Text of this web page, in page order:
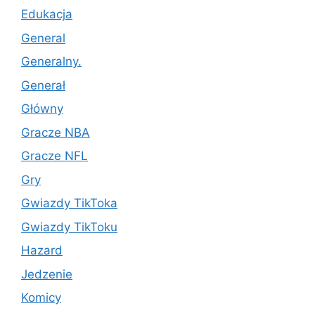
Edukacja
General
Generalny.
Generał
Główny
Gracze NBA
Gracze NFL
Gry
Gwiazdy TikToka
Gwiazdy TikToku
Hazard
Jedzenie
Komicy